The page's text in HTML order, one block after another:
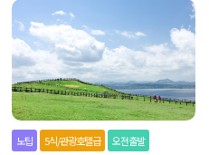
노팁 5식/관광호텔급 오전출발